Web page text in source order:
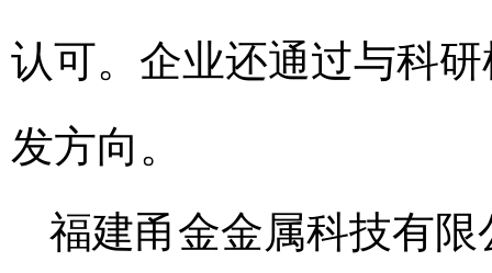
认可。企业还通过与科
发方向。
福建甬金金属科技有限